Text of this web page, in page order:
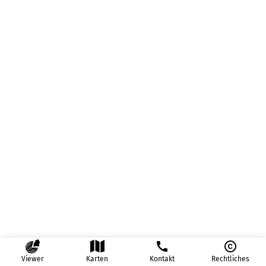
Viewer Karten
call
Kontakt
copyright
Rechtliches